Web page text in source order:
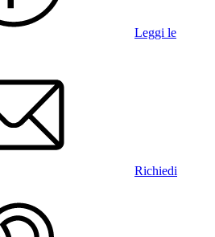
Leggi le
Richiedi